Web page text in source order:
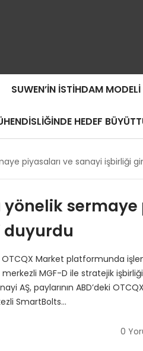
SUWEN’IN İSTIHDAM
HEDEF
piyasaları ve sanayi işbirliği
yönelik
duyurdu
OTCQX Market platformunda
MGF-D ile stratejik
AŞ, paylarının ABD’deki
SmartBolts…
0